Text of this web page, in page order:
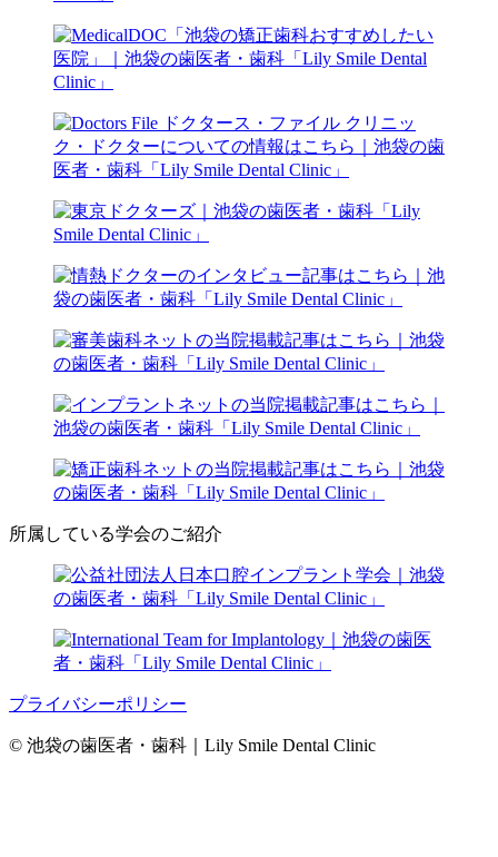
所属している学会のご紹介
プライバシーポリシー
© 池袋の歯医者・歯科｜Lily Smile Dental Clinic